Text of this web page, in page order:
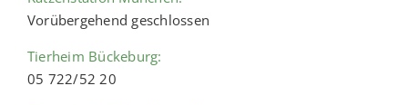
Vorübergehend geschlossen
Tierheim Bückeburg:
05 722/52 20